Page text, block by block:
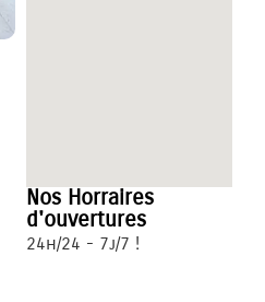
Nos Horraires
d'ouvertures
24h/24 - 7j/7 !